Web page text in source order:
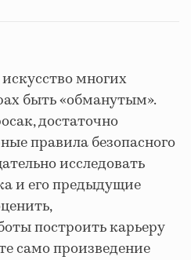
многих
быть «обманутым».
достаточно
правила безопасного
исследовать
и его предыдущие
построить карьеру
само произведение